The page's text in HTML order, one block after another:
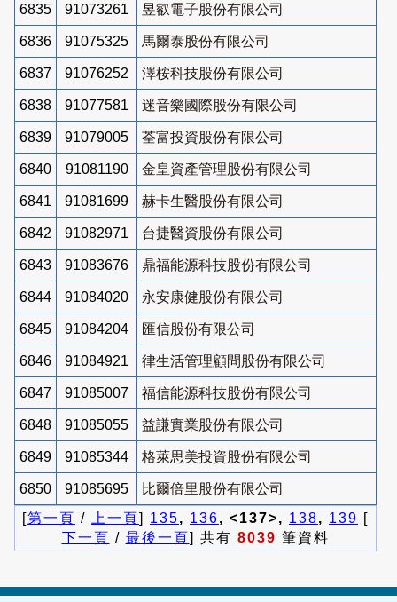
6835 91073261 昱叡電子股份有限公司
6836 91075325 馬爾泰股份有限公司
6837 91076252 澤桉科技股份有限公司
6838 91077581 迷音樂國際股份有限公司
6839 91079005 荃富投資股份有限公司
6840 91081190 金皇資產管理股份有限公司
6841 91081699 赫卡生醫股份有限公司
6842 91082971 台捷醫資股份有限公司
6843 91083676 鼎福能源科技股份有限公司
6844 91084020 永安康健股份有限公司
6845 91084204 匯信股份有限公司
6846 91084921 律生活管理顧問股份有限公司
6847 91085007 福信能源科技股份有限公司
6848 91085055 益謙實業股份有限公司
6849 91085344 格萊思美投資股份有限公司
6850 91085695
比爾倍里股份有限公司
[第一頁 / 上一頁] 135, 136, <137>, 138, 139 [
下一頁 / 最後一頁] 共有 8039 筆資料